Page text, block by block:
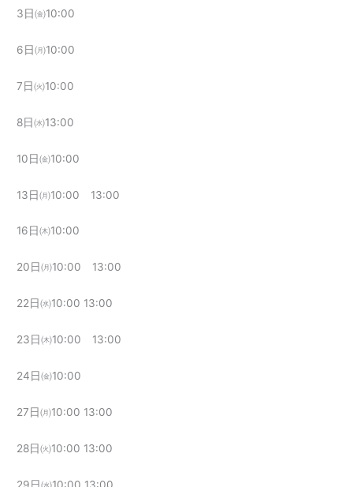
3日㈮10:00
6日㈪10:00
7日㈫10:00
8日㈬13:00
10日㈮10:00
13日㈪10:00 13:00
16日㈭10:00
20日㈪10:00 13:00
22日㈬10:00 13:00
23日㈭10:00 13:00
24日㈮10:00
27日㈪10:00 13:00
28日㈫10:00 13:00